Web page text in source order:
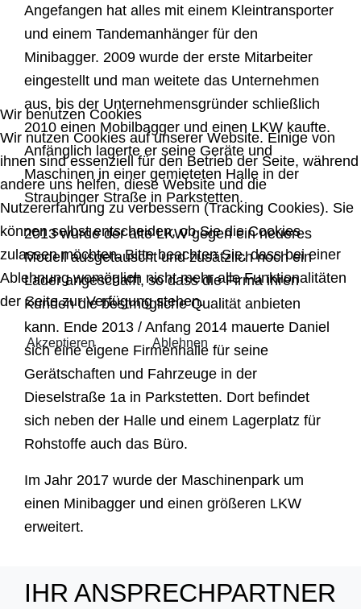
Angefangen hat alles mit einem Kleintransporter
und einem Tandemanhänger für den
Minibagger. 2009 wurde der erste Mitarbeiter
eingestellt und man weitete das Unternehmen
aus, bis der Unternehmensgründer schließlich
2010 einen Mobilbagger und einen LKW kaufte.
Anfänglich lagerte er seine Geräte und
Maschinen in einer gemieteten Halle in der
Straubinger Straße in Parkstetten.
2013 wurde der alte LKW gegen ein neueres
Modell ausgetauscht und zusätzlich noch ein
Lader angeschafft, so dass die Firma ihren
Kunden die bestmögliche Qualität anbieten
kann. Ende 2013 / Anfang 2014 mauerte Daniel
sich eine eigene Firmenhalle für seine
Gerätschaften und Fahrzeuge in der
Dieselstraße 1a in Parkstetten. Dort befindet
sich neben der Halle und einem Lagerplatz für
Rohstoffe auch das Büro.
Im Jahr 2017 wurde der Maschinenpark um
einen Minibagger und einen größeren LKW
erweitert.
IHR ANSPRECHPARTNER
Wir benutzen Cookies
Wir nutzen Cookies auf unserer Website. Einige von
ihnen sind essenziell für den Betrieb der Seite, während
andere uns helfen, diese Website und die
Nutzererfahrung zu verbessern (Tracking Cookies). Sie
können selbst entscheiden, ob Sie die Cookies
zulassen möchten. Bitte beachten Sie, dass bei einer
Ablehnung womöglich nicht mehr alle Funktionalitäten
der Seite zur Verfügung stehen.
Akzeptieren Ablehnen